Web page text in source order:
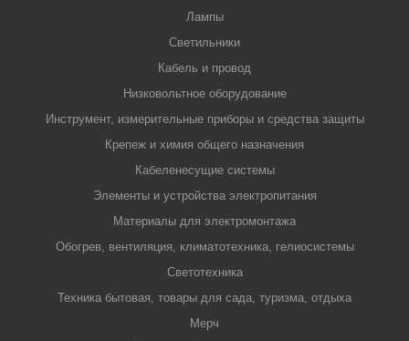
Лампы
Светильники
Кабель и провод
Низковольтное оборудование
Инструмент, измерительные приборы и средства защиты
Крепеж и химия общего назначения
Кабеленесущие системы
Элементы и устройства электропитания
Материалы для электромонтажа
Обогрев, вентиляция, климатотехника, гелиосистемы
Светотехника
Техника бытовая, товары для сада, туризма, отдыха
Мерч